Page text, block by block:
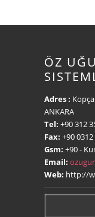
ÖZ
Adres :
ANKARA
Tel: +90 312
Fax: +90
Gsm: +90-
Email:
Web: http://